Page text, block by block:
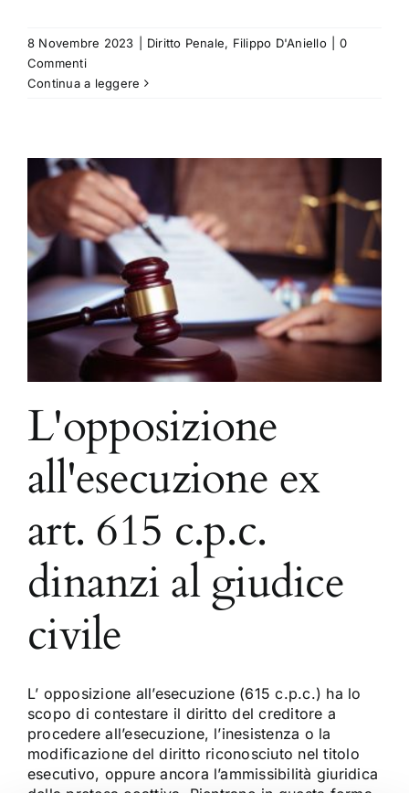
8 Novembre 2023 Diritto Penale, Filippo D'Aniello
0
Commenti
Continua a leggere
L'opposizione
all'esecuzione ex
art. 615 c.p.c.
dinanzi al giudice
civile
L’ opposizione all’esecuzione (615 c.p.c.) ha lo
scopo di contestare il diritto del creditore a
procedere all’esecuzione, l’inesistenza o la
modificazione del diritto riconosciuto nel titolo
esecutivo, oppure ancora l’ammissibilità giuridica